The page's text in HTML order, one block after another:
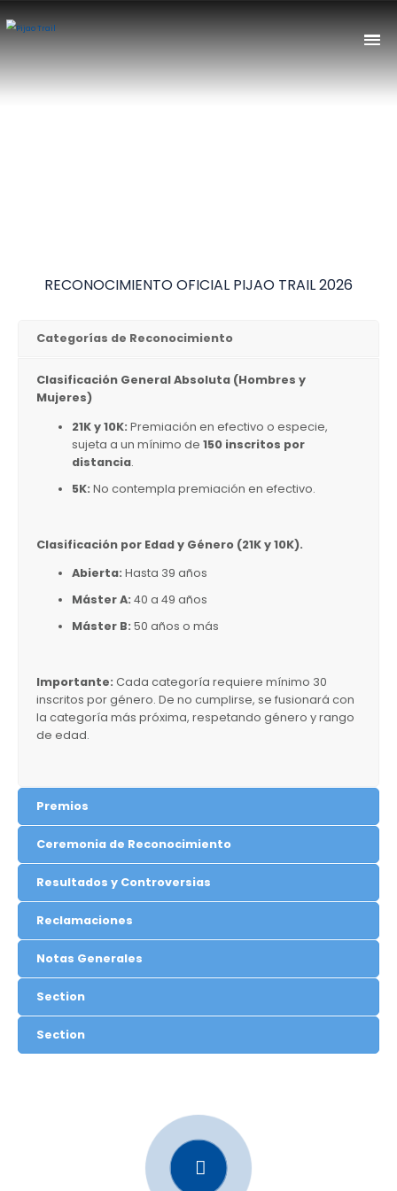
RECONOCIMIENTO OFICIAL PIJAO TRAIL 2026
Categorías de Reconocimiento
Clasificación General Absoluta (Hombres y
Mujeres)
21K y 10K: Premiación en efectivo o especie,
sujeta a un mínimo de 150 inscritos por
distancia.
5K: No contempla premiación en efectivo.
Clasificación por Edad y Género (21K y 10K).
Abierta: Hasta 39 años
Máster A: 40 a 49 años
Máster B: 50 años o más
Importante: Cada categoría requiere mínimo 30
inscritos por género. De no cumplirse, se fusionará con
la categoría más próxima, respetando género y rango
de edad.
Premios
Ceremonia de Reconocimiento
Resultados y Controversias
Reclamaciones
Notas Generales
Section
Section